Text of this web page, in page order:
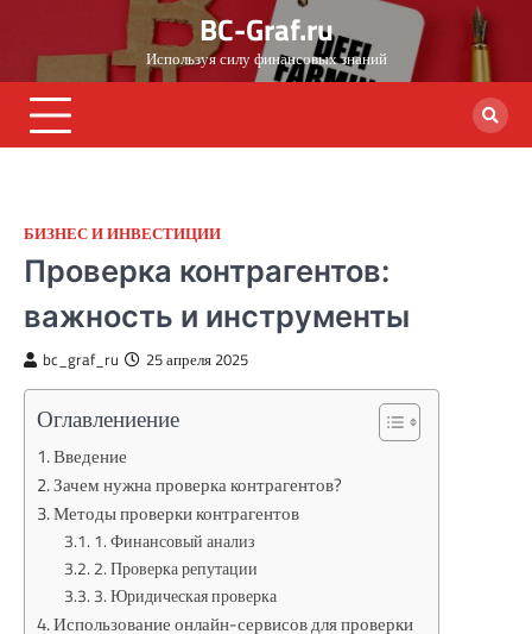
content
BC-Graf.ru
Используя силу финансовых знаний
БИЗНЕС И ИНВЕСТИЦИИ
Проверка контрагентов:
важность и инструменты
bc_graf_ru 25 апреля 2025
Оглавлениение
Введение
Зачем нужна проверка контрагентов?
Методы проверки контрагентов
1. Финансовый анализ
2. Проверка репутации
3. Юридическая проверка
Использование онлайн-сервисов для проверки